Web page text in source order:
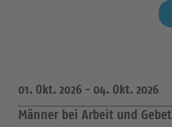
01. Okt. 2026 - 04. Okt. 2026
Männer bei Arbeit und Gebet